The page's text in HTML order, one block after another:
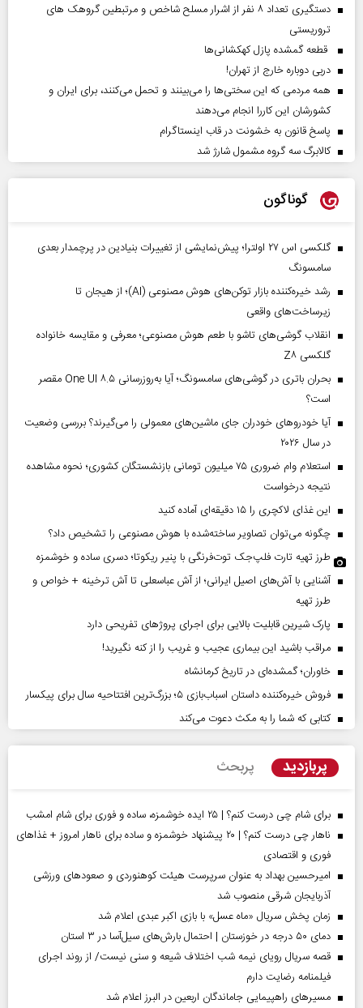
دستگیری تعداد ۸ نفر از اشرار مسلح شاخص و مرتبطین گروهک های
تروریستی
قطعه گمشده پازل کهکشانی‌ها
دربی دوباره خارج از تهران!
همه مردمی که این سختی‌ها را می‌بینند و تحمل می‌کنند، برای ایران و
کشورشان این کاررا انجام می‌دهند
پاسخ قانون به خشونت در قاب اینستاگرام
کالابرگ سه گروه مشمول شارژ شد
گوناگون
گلکسی اس ۲۷ اولترا؛ پیش‌نمایشی از تغییرات بنیادین در پرچمدار بعدی
سامسونگ
رشد خیره‌کننده بازار توکن‌های هوش مصنوعی (AI)؛ از هیجان تا
زیرساخت‌های واقعی
انقلاب گوشی‌های تاشو‌ با طعم هوش مصنوعی؛ معرفی و مقایسه خانواده
گلکسی Z۸
بحران باتری در گوشی‌های سامسونگ؛ آیا به‌روزرسانی One UI ۸.۵ مقصر
است؟
آیا خودروهای خودران جای ماشین‌های معمولی را می‌گیرند؟ بررسی وضعیت
در سال ۲۰۲۶
استعلام وام ضروری ۷۵ میلیون تومانی بازنشستگان کشوری؛ نحوه مشاهده
نتیجه درخواست
این غذای لاکچری را ۱۵ دقیقه‌ای آماده کنید
چگونه می‌توان تصاویر ساخته‌شده با هوش مصنوعی را تشخیص داد؟
طرز تهیه تارت فلپ‌جک توت‌فرنگی با پنیر ریکوتا؛ دسری ساده و خوشمزه
آشنایی با آش‌های اصیل ایرانی؛ از آش عباسعلی تا آش ترخینه + خواص و
طرز تهیه
پارک شیرین قابلیت‌ بالایی برای اجرای پروژهای تفریحی دارد
مراقب باشید این بیماری عجیب و غریب را از کنه نگیرید!
خاوران؛ گمشده‌ای در تاریخ کرمانشاه
فروش خیره‌کننده داستان اسباب‌بازی ۵؛ بزرگ‌ترین افتتاحیه سال برای پیکسار
کتابی که شما را به مکث دعوت می‌کند
پربازدید پربحث
برای شام چی درست کنم؟ | ۲۵ ایده خوشمزه، ساده و فوری برای شام امشب
ناهار چی درست کنم؟ | ۲۰ پیشنهاد خوشمزه و ساده برای ناهار امروز + غذاهای
فوری و اقتصادی
امیرحسین بهداد به عنوان سرپرست هیئت کوهنوردی و صعودهای ورزشی
آذربایجان شرقی منصوب شد
زمان پخش سریال «ماه عسل» با بازی اکبر عبدی اعلام شد
دمای ۵۰ درجه در خوزستان | احتمال بارش‌های سیل‌آسا در ۳ استان
قصه سریال رویای نیمه شب اختلاف شیعه و سنی نیست/ از روند اجرای
فیلمنامه رضایت دارم
مسیر‌های راهپیمایی جاماندگان اربعین در البرز اعلام شد